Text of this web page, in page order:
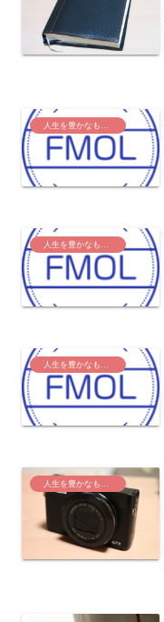
人生を豊かなものに
人生を豊かなものに